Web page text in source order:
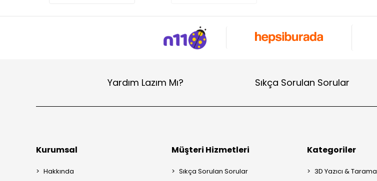
Yardım Lazım Mı? Sıkça Sorulan Sorular
Kurumsal
Hakkında
Müşteri Hizmetleri
Sıkça Sorulan Sorular
Kategoriler
3D Yazıcı & Tarama